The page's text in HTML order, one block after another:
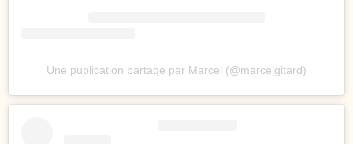
Une publication partage par Marcel (@marcelgitard)